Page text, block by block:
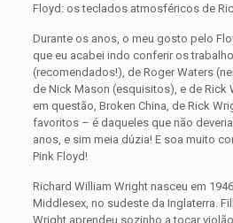
Floyd: os teclados atmosféricos de
Durante os anos, o meu gosto pelo
que eu acabei indo conferir os
(recomendados!), de Roger Waters
de Nick Mason (esquisitos), e de Rick
em questão, Broken China, de Rick
favoritos – é daqueles que não
anos, e sim meia dúzia! E soa muito
Pink Floyd!
Richard William Wright nasceu em
Middlesex, no sudeste da Inglaterra.
Wright aprendeu sozinho a tocar